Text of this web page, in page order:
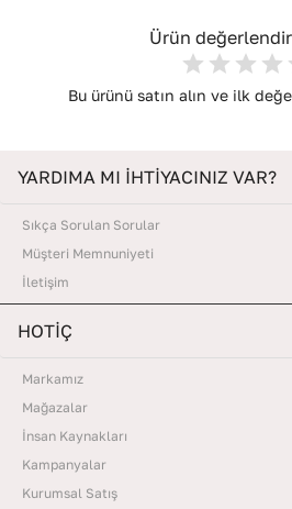
Ürün
Bu ürünü satın alın ve ilk
YARDIMA MI İHTİYACINIZ VAR?
Sıkça Sorulan Sorular
Müşteri Memnuniyeti
İletişim
HOTİÇ
Markamız
Mağazalar
İnsan Kaynakları
Kampanyalar
Kurumsal Satış